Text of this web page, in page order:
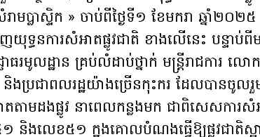
រាមប្លាស្ទិក » ចាប់ពីថ្ងៃទី១ ខែមករា ឆ្នាំ២០
យុទ្ធនការសំអាតផ្លូវជាតិ ខាងលើនេះ បន្ទាប់
ាធរមូលដ្ឋាន គ្រប់លំដាប់ថ្នាក់ មន្រ្តីរាជការ លោ
ប្រជាពលរដ្ឋយ៉ាងច្រើនកុះករ ដែលបានចូលរួ
ាមដងផ្លូវ នាពេលកន្លងមក ជាពិសេសការសំ
និងលេខ៥១ ក្នុងគោលបំណងធ្វើឱ្យផ្លូវជាតិស្